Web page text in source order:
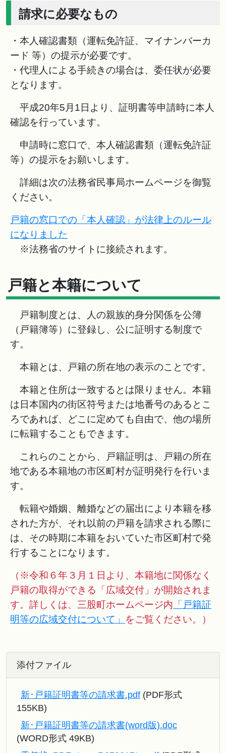
請求に必要なもの
・本人確認書類（運転免許証、マイナンバーカ
ード 等）の提示が必要です。
・代理人による手続きの場合は、委任状が必要
となります。
平成20年5月1日より、証明書等申請時に本人
確認を行っています。
申請時に窓口で、本人確認書類（運転免許証
等）の提示をお願いします。
詳細は次の法務省民事局ホームページを御覧
ください。
戸籍の窓口での「本人確認」が法律上のルール
になりました
※法務省のサイトに接続されます。
戸籍と本籍について
戸籍制度とは、人の親族的身分関係を公簿
（戸籍簿等）に登録し、公に証明する制度で
す。
本籍とは、戸籍の所在地の表示のことです。
本籍と住所は一致するとは限りません。本籍
は日本国内の街区符号または地番号のあるとこ
ろであれば、どこに定めても自由で、他の場所
に転籍することもできます。
これらのことから、戸籍証明は、戸籍の所在
地である本籍地の市区町村が証明発行を行いま
す。
転籍や婚姻、離婚などの届出により本籍を移
された方が、それ以前の戸籍を請求される際に
は、その時期に本籍をおいていた市区町村で発
行することになります。
（※令和６年３月１日より、本籍地に関係なく
戸籍の取得ができる「広域交付」が開始されま
す。詳しくは、三股町ホームページ内 「戸籍証
明等の広域交付について」 をご覧ください。）
添付ファイル
新･戸籍証明書等の請求書.pdf (PDF形式
155KB)
新･戸籍証明書等の請求書(word版).doc
(WORD形式 49KB)